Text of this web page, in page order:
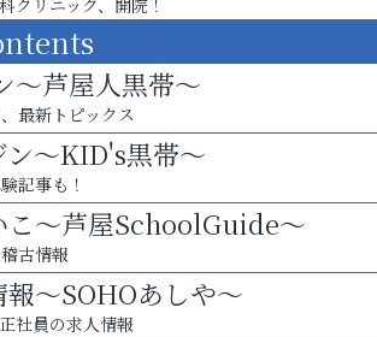
クリニック、開院！
～芦屋人黒帯～
最新トピックス
～KID's黒帯～
記事も！
こ～芦屋SchoolGuide～
古情報
～SOHOあしや～
社員の求人情報